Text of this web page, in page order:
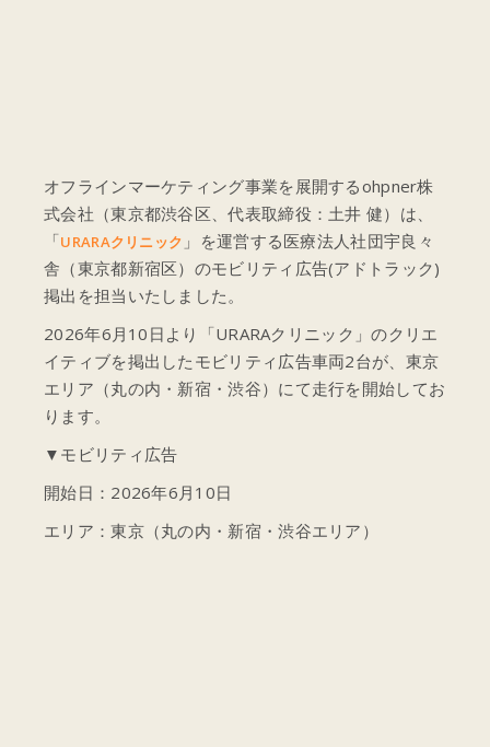
オフラインマーケティング事業を展開するohpner株
式会社（東京都渋谷区、代表取締役：土井 健）は、
「URARAクリニック 」を運営する医療法人社団宇良々
舎（東京都新宿区）のモビリティ広告(アドトラック)
掲出を担当いたしました。
2026年6月10日より「URARAクリニック」のクリエ
イティブを掲出したモビリティ広告車両2台が、東京
エリア（丸の内・新宿・渋谷）にて走行を開始してお
ります。
▼モビリティ広告
開始日：2026年6月10日
エリア：東京（丸の内・新宿・渋谷エリア）